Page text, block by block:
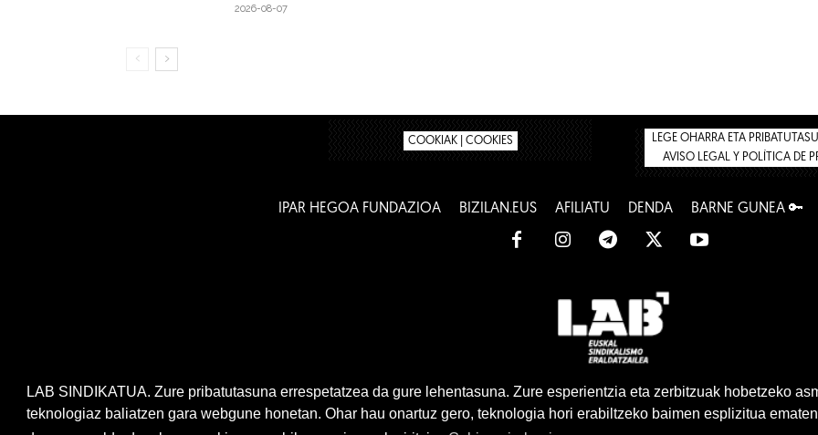
2026-08-07
COOKIAK | COOKIES
LEGE OHARRA ETA
AVISO LEGAL Y POLÍTICA DE
IPAR HEGOA FUNDAZIOA BIZILAN.EUS AFILIATU DENDA BARNE GUNEA 🔑
www.lab.eus
Euskara Gaztelera
LAB SINDIKATUA. Zure pribatutasuna errespetatzea da gure lehentasuna. Zure esperientzia eta zerbitzuak hobetzeko
teknologiaz baliatzen gara webgune honetan. Ohar hau onartuz gero, teknologia hori erabiltzeko baimen esplizitua